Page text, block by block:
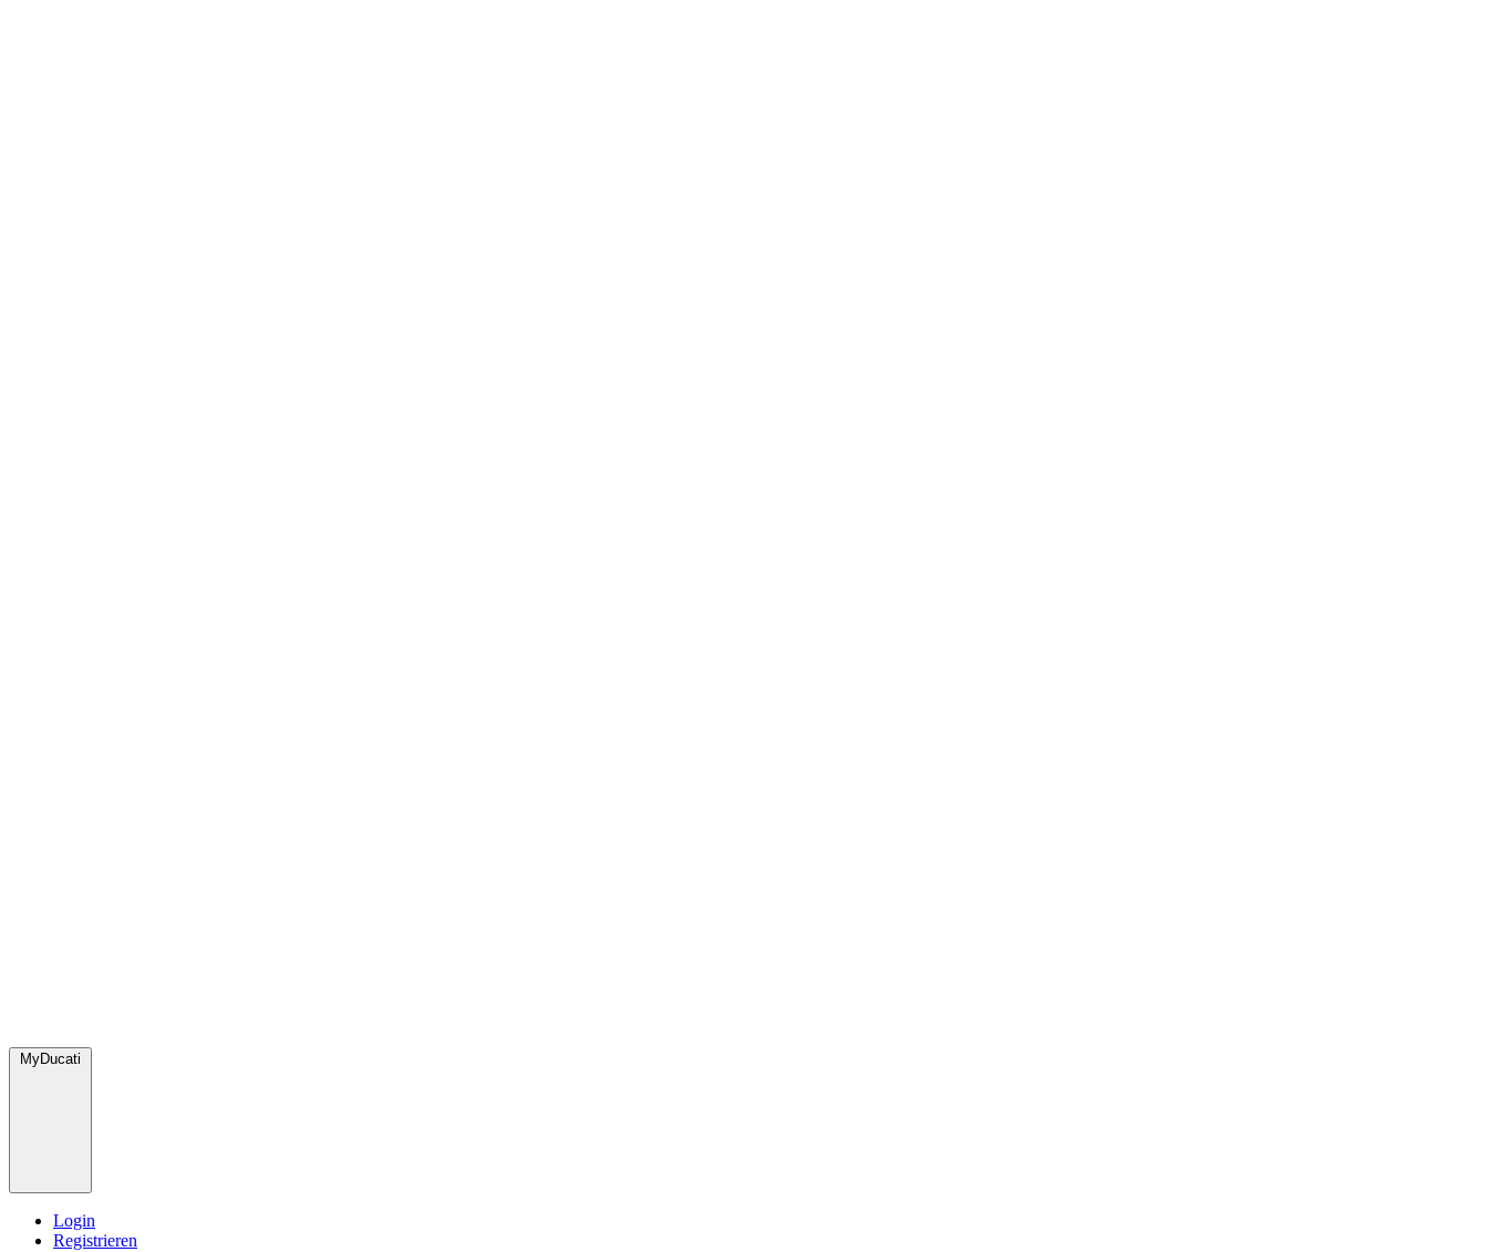
MyDucati
Login
Registrieren